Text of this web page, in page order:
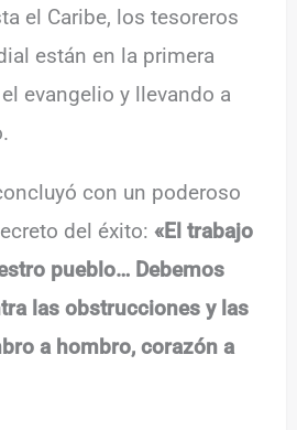
el Caribe, los tesoreros
están en la primera
evangelio y llevando a
con un poderoso
del éxito:«El trabajo
pueblo… Debemos
las obstrucciones y las
a hombro, corazón a